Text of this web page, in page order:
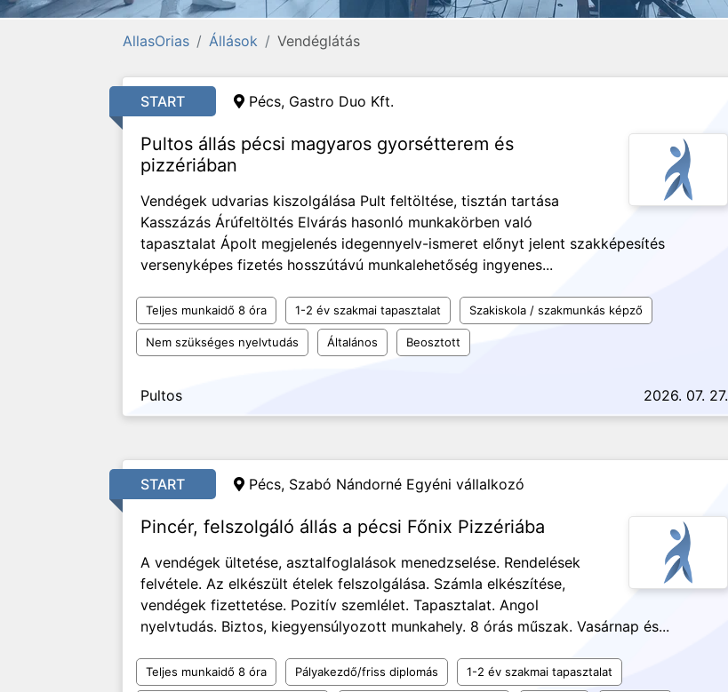
AllasOrias Állások Vendéglátás
START Pécs, Gastro Duo Kft.
Pultos állás pécsi magyaros gyorsétterem és
pizzériában
Vendégek udvarias kiszolgálása Pult feltöltése, tisztán tartása
Kasszázás Árúfeltöltés Elvárás hasonló munkakörben való
tapasztalat Ápolt megjelenés idegennyelv-ismeret előnyt jelent szakképesítés
versenyképes fizetés hosszútávú munkalehetőség ingyenes...
Teljes munkaidő 8 óra 1-2 év szakmai tapasztalat Szakiskola / szakmunkás képző
Nem szükséges nyelvtudás Általános Beosztott
Pultos 2026. 07. 27.
START Pécs, Szabó Nándorné Egyéni vállalkozó
Pincér, felszolgáló állás a pécsi Főnix Pizzériába
A vendégek ültetése, asztalfoglalások menedzselése. Rendelések
felvétele. Az elkészült ételek felszolgálása. Számla elkészítése,
vendégek fizettetése. Pozitív szemlélet. Tapasztalat. Angol
nyelvtudás. Biztos, kiegyensúlyozott munkahely. 8 órás műszak. Vasárnap és...
Teljes munkaidő 8 óra Pályakezdő/friss diplomás 1-2 év szakmai tapasztalat